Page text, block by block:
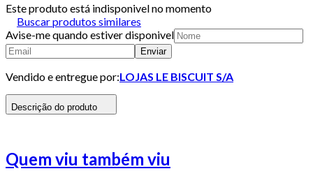
Este produto está indisponivel no momento
Buscar produtos similares
Avise-me quando estiver disponivel
Enviar
Vendido e entregue por:LOJAS LE BISCUIT S/A
Descrição do produto
Quem viu também viu